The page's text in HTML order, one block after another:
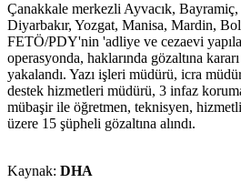
Çanakkale merkezli Ayvacık,
Diyarbakır, Yozgat, Manisa, Mardin,
FETÖ/PDY'nin 'adliye ve cezaevi
operasyonda, haklarında gözaltına
yakalandı. Yazı işleri müdürü, icra
destek hizmetleri müdürü, 3 infaz
mübaşir ile öğretmen, teknisyen,
üzere 15 şüpheli gözaltına alındı.
Kaynak: DHA